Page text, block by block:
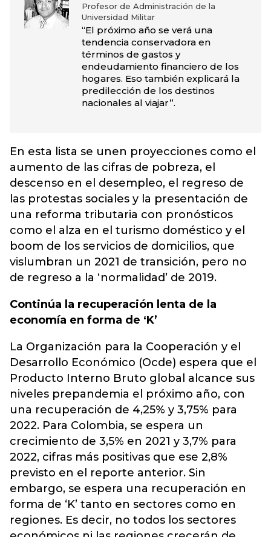
Profesor de Administración de la
Universidad Militar
“El próximo año se verá una
tendencia conservadora en
términos de gastos y
endeudamiento financiero de los
hogares. Eso también explicará la
predilección de los destinos
nacionales al viajar”.
En esta lista se unen proyecciones como el
aumento de las cifras de pobreza, el
descenso en el desempleo, el regreso de
las protestas sociales y la presentación de
una reforma tributaria con pronósticos
como el alza en el turismo doméstico y el
boom de los servicios de domicilios, que
vislumbran un 2021 de transición, pero no
de regreso a la ‘normalidad’ de 2019.
Continúa la recuperación lenta de la
economía en forma de ‘K’
La Organización para la Cooperación y el
Desarrollo Económico (Ocde) espera que el
Producto Interno Bruto global alcance sus
niveles prepandemia el próximo año, con
una recuperación de 4,25% y 3,75% para
2022. Para Colombia, se espera un
crecimiento de 3,5% en 2021 y 3,7% para
2022, cifras más positivas que ese 2,8%
previsto en el reporte anterior. Sin
embargo, se espera una recuperación en
forma de ‘K’ tanto en sectores como en
regiones. Es decir, no todos los sectores